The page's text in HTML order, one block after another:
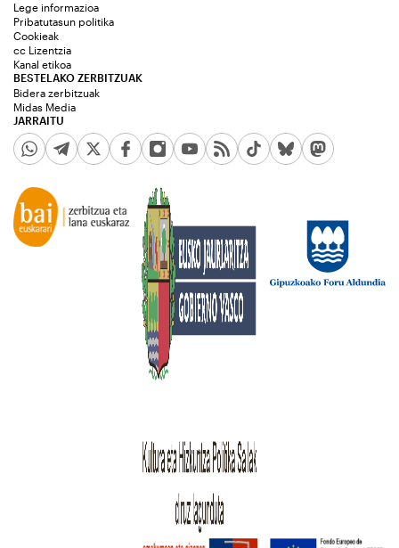
JARRAITU
Lege informazioa
Pribatutasun politika
Cookieak
cc Lizentzia
Kanal etikoa
BESTELAKO ZERBITZUAK
Bidera zerbitzuak
Midas Media